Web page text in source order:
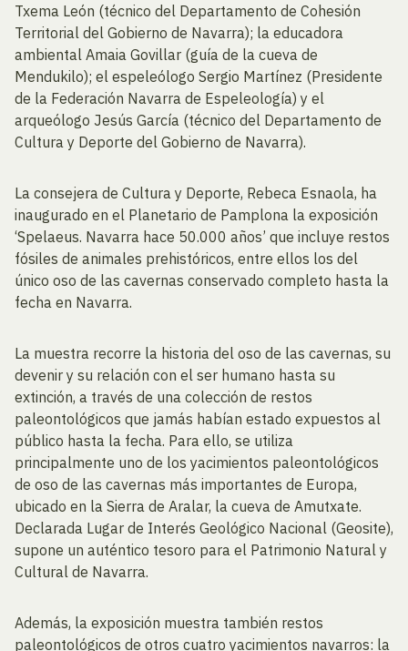
Txema León (técnico del Departamento de Cohesión
Territorial del Gobierno de Navarra); la educadora
ambiental Amaia Govillar (guía de la cueva de
Mendukilo); el espeleólogo Sergio Martínez (Presidente
de la Federación Navarra de Espeleología) y el
arqueólogo Jesús García (técnico del Departamento de
Cultura y Deporte del Gobierno de Navarra).
La consejera de Cultura y Deporte, Rebeca Esnaola, ha
inaugurado en el Planetario de Pamplona la exposición
‘Spelaeus. Navarra hace 50.000 años’ que incluye restos
fósiles de animales prehistóricos, entre ellos los del
único oso de las cavernas conservado completo hasta la
fecha en Navarra.
La muestra recorre la historia del oso de las cavernas, su
devenir y su relación con el ser humano hasta su
extinción, a través de una colección de restos
paleontológicos que jamás habían estado expuestos al
público hasta la fecha. Para ello, se utiliza
principalmente uno de los yacimientos paleontológicos
de oso de las cavernas más importantes de Europa,
ubicado en la Sierra de Aralar, la cueva de Amutxate.
Declarada Lugar de Interés Geológico Nacional (Geosite),
supone un auténtico tesoro para el Patrimonio Natural y
Cultural de Navarra.
Además, la exposición muestra también restos
paleontológicos de otros cuatro yacimientos navarros: la